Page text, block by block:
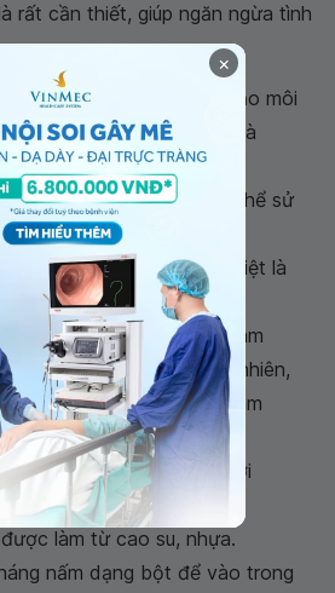
rất cần thiết, giúp ngăn ngừa tình
thoáng, sạch sẽ., tránh tạo môi
khuẩn nấm hình thành và
mỗi ngày, sau khi rửa có thể sử
khô.
vật dụng cá nhân, đặc biệt là
ở chân.
liệu từ vải cotton giúp làm
khi mang giày kín. Tuy nhiên,
để tránh tạo môi trường làm
dụng dép, đặc biệt là ở nơi
làm từ cao su, nhựa.
nấm dạng bột để vào trong
×